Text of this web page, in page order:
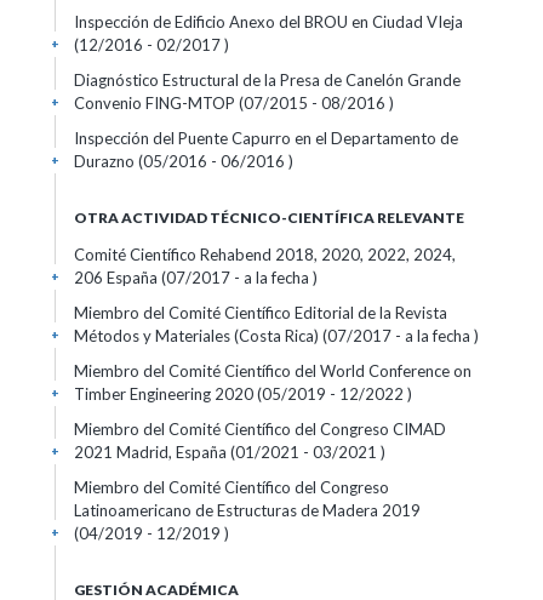
Inspección de Edificio Anexo del BROU en Ciudad VIeja
(12/2016 - 02/2017 )
+
Diagnóstico Estructural de la Presa de Canelón Grande
Convenio FING-MTOP (07/2015 - 08/2016 )
+
Inspección del Puente Capurro en el Departamento de
Durazno (05/2016 - 06/2016 )
+
OTRA ACTIVIDAD TÉCNICO-CIENTÍFICA RELEVANTE
Comité Científico Rehabend 2018, 2020, 2022, 2024,
206 España (07/2017 - a la fecha )
+
Miembro del Comité Científico Editorial de la Revista
Métodos y Materiales (Costa Rica) (07/2017 - a la fecha )
+
Miembro del Comité Científico del World Conference on
Timber Engineering 2020 (05/2019 - 12/2022 )
+
Miembro del Comité Científico del Congreso CIMAD
2021 Madrid, España (01/2021 - 03/2021 )
+
Miembro del Comité Científico del Congreso
Latinoamericano de Estructuras de Madera 2019
(04/2019 - 12/2019 )
+
GESTIÓN ACADÉMICA